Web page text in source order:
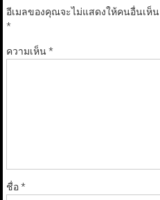
อีเมลของคุณจะไม่แสดงให้คนอื่นเห็น
*
ความเห็น*
ชื่อ*